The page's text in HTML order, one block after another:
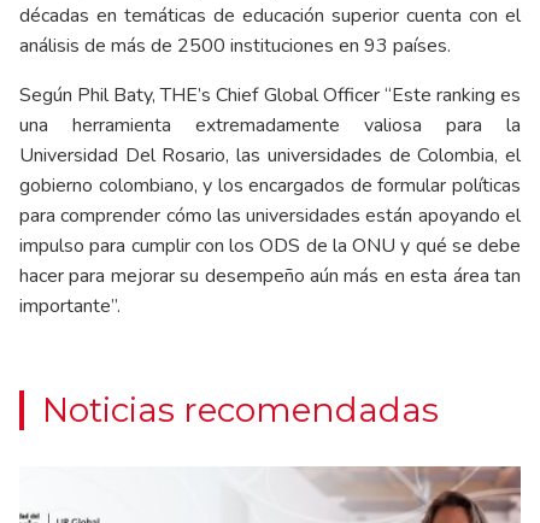
décadas en temáticas de educación superior cuenta con el
análisis de más de 2500 instituciones en 93 países.
Según Phil Baty, THE’s Chief Global Officer “Este ranking es
una herramienta extremadamente valiosa para la
Universidad Del Rosario, las universidades de Colombia, el
gobierno colombiano, y los encargados de formular políticas
para comprender cómo las universidades están apoyando el
impulso para cumplir con los ODS de la ONU y qué se debe
hacer para mejorar su desempeño aún más en esta área tan
importante”.
Noticias recomendadas